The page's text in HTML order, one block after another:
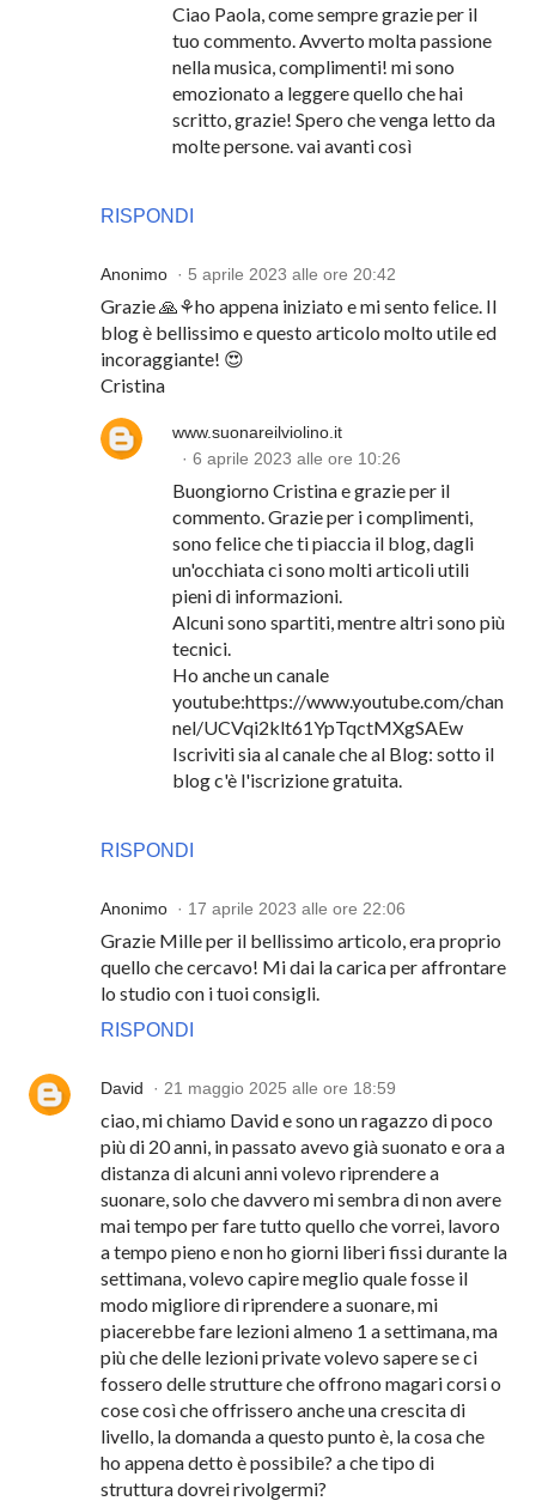
RISPONDI
Ciao Paola, come sempre grazie per il
tuo commento. Avverto molta passione
nella musica, complimenti! mi sono
emozionato a leggere quello che hai
scritto, grazie! Spero che venga letto da
molte persone. vai avanti così
Anonimo 5 aprile 2023 alle ore 20:42
Grazie 🙏⚘ho appena iniziato e mi sento felice. Il
blog è bellissimo e questo articolo molto utile ed
incoraggiante! 😍
Cristina
RISPONDI
www.suonareilviolino.it
6 aprile 2023 alle ore 10:26
Buongiorno Cristina e grazie per il
commento. Grazie per i complimenti,
sono felice che ti piaccia il blog, dagli
un'occhiata ci sono molti articoli utili
pieni di informazioni.
Alcuni sono spartiti, mentre altri sono più
tecnici.
Ho anche un canale
youtube:https://www.youtube.com/chan
nel/UCVqi2klt61YpTqctMXgSAEw
Iscriviti sia al canale che al Blog: sotto il
blog c'è l'iscrizione gratuita.
Anonimo 17 aprile 2023 alle ore 22:06
Grazie Mille per il bellissimo articolo, era proprio
quello che cercavo! Mi dai la carica per affrontare
lo studio con i tuoi consigli.
RISPONDI
David 21 maggio 2025 alle ore 18:59
ciao, mi chiamo David e sono un ragazzo di poco
più di 20 anni, in passato avevo già suonato e ora a
distanza di alcuni anni volevo riprendere a
suonare, solo che davvero mi sembra di non avere
mai tempo per fare tutto quello che vorrei, lavoro
a tempo pieno e non ho giorni liberi fissi durante la
settimana, volevo capire meglio quale fosse il
modo migliore di riprendere a suonare, mi
piacerebbe fare lezioni almeno 1 a settimana, ma
più che delle lezioni private volevo sapere se ci
fossero delle strutture che offrono magari corsi o
cose così che offrissero anche una crescita di
livello, la domanda a questo punto è, la cosa che
ho appena detto è possibile? a che tipo di
struttura dovrei rivolgermi?